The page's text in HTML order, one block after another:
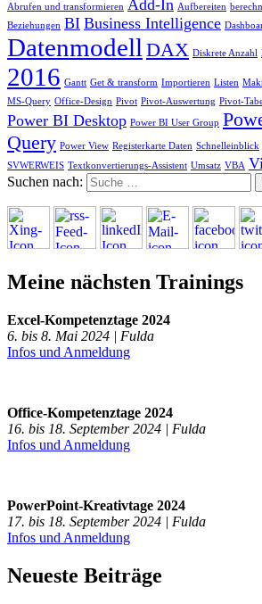
Abrufen und transformieren Add-In Aufbereiten
Beziehungen BI Business Intelligence
Datenmodell DAX Diskrete Anzahl
2016 Gantt Get & transform Importieren Listen
MS-Query Office-Design Pivot Pivot-Auswertung Pivot-
Power BI Desktop Power BI User Group
Query Power View Registerkarte Daten Schnelleinblick
SVWERWEIS Textkonvertierungs-Assistent Umsatz VBA
Suchen nach:
Meine nächsten Trainings
Excel-Kompetenztage 2024
6. bis 8. Mai 2024 | Fulda
Infos und Anmeldung
Office-Kompetenztage 2024
16. bis 18. September 2024 | Fulda
Infos und Anmeldung
PowerPoint-Kreativtage 2024
17. bis 18. September 2024 | Fulda
Infos und Anmeldung
Neueste Beiträge